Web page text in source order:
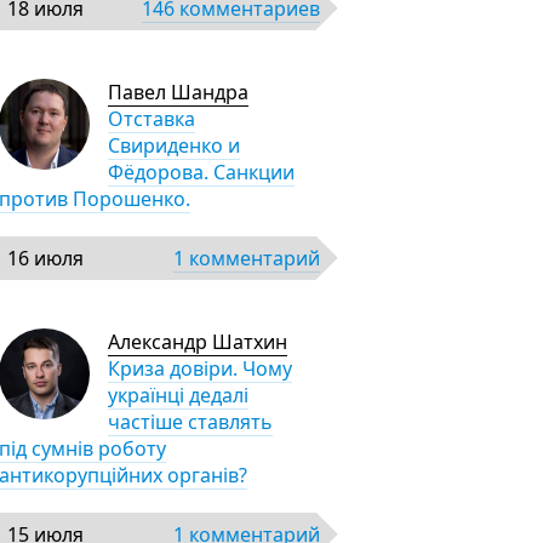
18 июля 146 комментариев
Павел Шандра
Отставка
Свириденко и
Фёдорова. Санкции
против Порошенко.
16 июля 1 комментарий
Александр Шатхин
Криза довіри. Чому
українці дедалі
частіше ставлять
під сумнів роботу
антикорупційних органів?
15 июля 1 комментарий